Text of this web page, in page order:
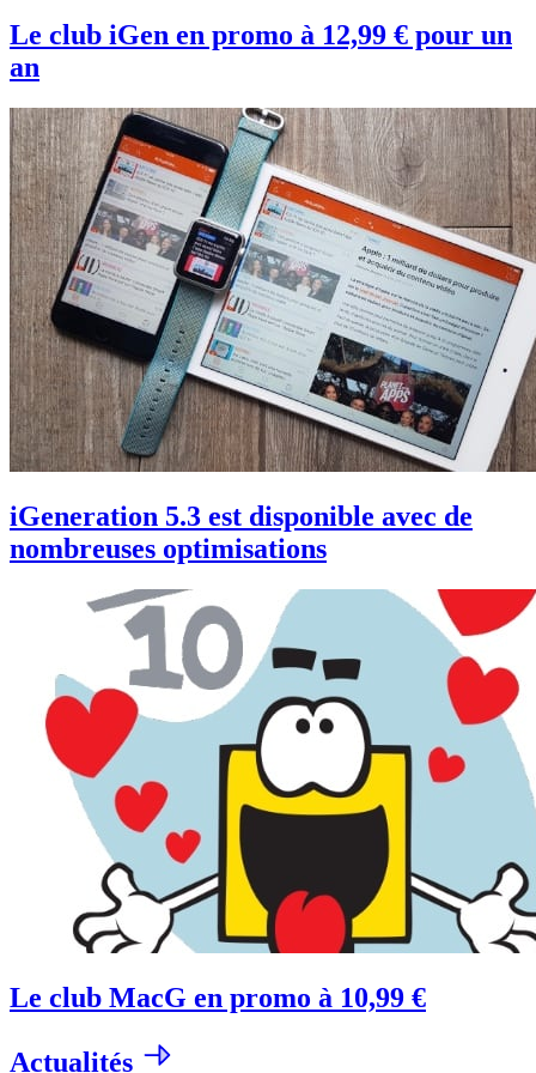
Le club iGen en promo à 12,99 € pour un
an
iGeneration 5.3 est disponible avec de
nombreuses optimisations
Le club MacG en promo à 10,99 €
Actualités